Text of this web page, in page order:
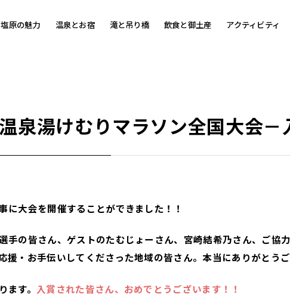
塩原の魅力 温泉とお宿 滝と吊り橋 飲食と御土産 アクティビティ
泉湯けむりマラソン全国大会－
に大会を開催することができました！！
手の皆さん、ゲストのたむじょーさん、宮崎結希乃さん、ご協
援・お手伝いしてくださった地域の皆さん。本当にありがとう
ます。 入賞された皆さん、おめでとうございます！！